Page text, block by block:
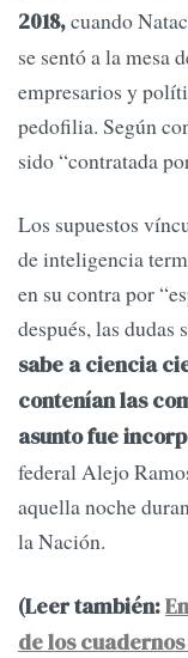
2018,cuando
se sentó a la mesa
empresarios y
pedofilia. Según
sido “contratada
Los supuestos
de inteligencia
en su contra por
después, las dudas
sabe a ciencia
contenían las
asunto fue
federal Alejo
aquella noche
la Nación.
(Leer también:
de los